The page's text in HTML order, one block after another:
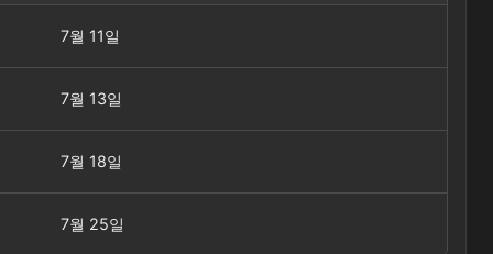
7월 11일
7월 13일
7월 18일
7월 25일